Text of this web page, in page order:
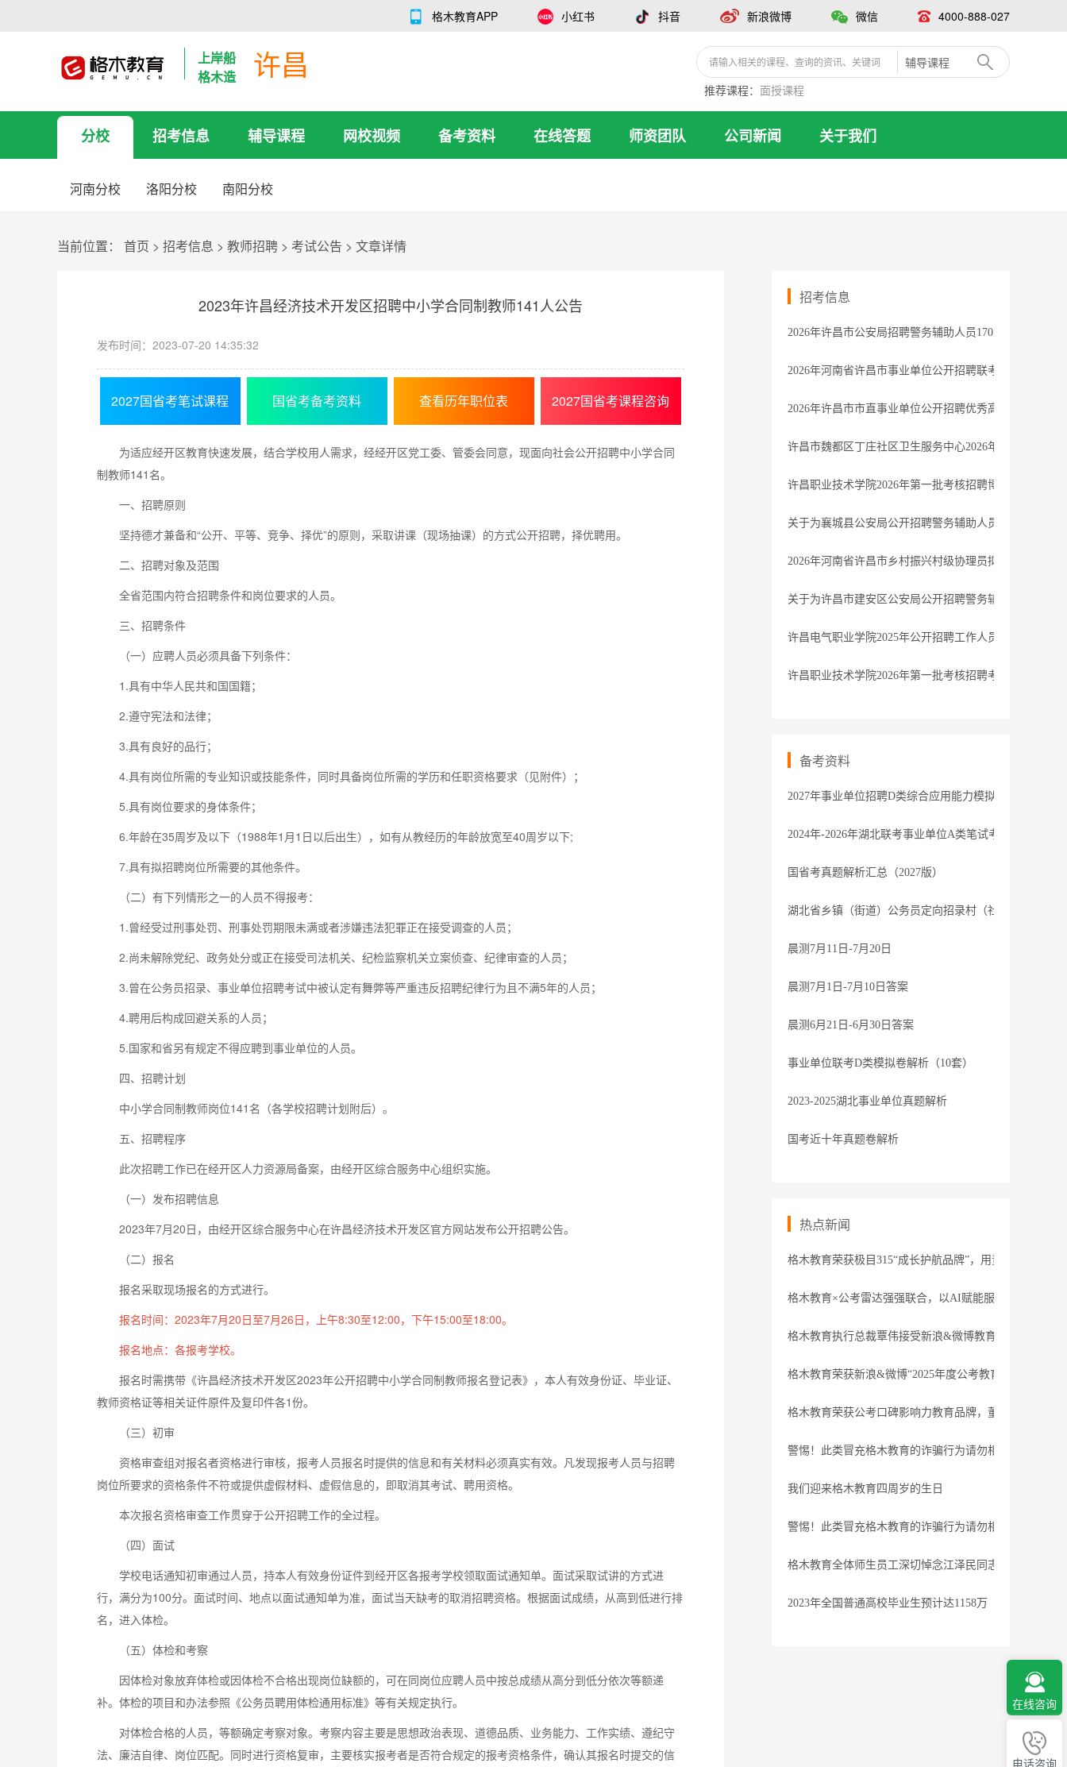
格木教育APP 小红书 抖音 新浪微博 微信 4000-888-027
上岸船
格木造
许昌
辅导课程
推荐课程： 面授课程
分校 招考信息 辅导课程 网校视频 备考资料 在线答题 师资团队 公司新闻 关于我们
河南分校 洛阳分校 南阳分校
当前位置： 首页 > 招考信息 > 教师招聘 > 考试公告 > 文章详情
2023年许昌经济技术开发区招聘中小学合同制教师141人公告
发布时间：2023-07-20 14:35:32
2027国省考笔试课程 国省考备考资料 查看历年职位表 2027国省考课程咨询
为适应经开区教育快速发展，结合学校用人需求，经经开区党工委、管委会同意，现面向社会公开招聘中小学合同
制教师141名。
一、招聘原则
坚持德才兼备和“公开、平等、竞争、择优”的原则，采取讲课（现场抽课）的方式公开招聘，择优聘用。
二、招聘对象及范围
全省范围内符合招聘条件和岗位要求的人员。
三、招聘条件
（一）应聘人员必须具备下列条件：
1.具有中华人民共和国国籍；
2.遵守宪法和法律；
3.具有良好的品行；
4.具有岗位所需的专业知识或技能条件，同时具备岗位所需的学历和任职资格要求（见附件）；
5.具有岗位要求的身体条件；
6.年龄在35周岁及以下（1988年1月1日以后出生），如有从教经历的年龄放宽至40周岁以下;
7.具有拟招聘岗位所需要的其他条件。
（二）有下列情形之一的人员不得报考：
1.曾经受过刑事处罚、刑事处罚期限未满或者涉嫌违法犯罪正在接受调查的人员；
2.尚未解除党纪、政务处分或正在接受司法机关、纪检监察机关立案侦查、纪律审查的人员；
3.曾在公务员招录、事业单位招聘考试中被认定有舞弊等严重违反招聘纪律行为且不满5年的人员；
4.聘用后构成回避关系的人员；
5.国家和省另有规定不得应聘到事业单位的人员。
四、招聘计划
中小学合同制教师岗位141名（各学校招聘计划附后）。
五、招聘程序
此次招聘工作已在经开区人力资源局备案，由经开区综合服务中心组织实施。
（一）发布招聘信息
2023年7月20日，由经开区综合服务中心在许昌经济技术开发区官方网站发布公开招聘公告。
（二）报名
报名采取现场报名的方式进行。
报名时间：2023年7月20日至7月26日，上午8:30至12:00，下午15:00至18:00。
报名地点：各报考学校。
报名时需携带《许昌经济技术开发区2023年公开招聘中小学合同制教师报名登记表》，本人有效身份证、毕业证、
教师资格证等相关证件原件及复印件各1份。
（三）初审
资格审查组对报名者资格进行审核，报考人员报名时提供的信息和有关材料必须真实有效。凡发现报考人员与招聘
岗位所要求的资格条件不符或提供虚假材料、虚假信息的，即取消其考试、聘用资格。
本次报名资格审查工作贯穿于公开招聘工作的全过程。
（四）面试
学校电话通知初审通过人员，持本人有效身份证件到经开区各报考学校领取面试通知单。面试采取试讲的方式进
行，满分为100分。面试时间、地点以面试通知单为准，面试当天缺考的取消招聘资格。根据面试成绩，从高到低进行排
名，进入体检。
（五）体检和考察
因体检对象放弃体检或因体检不合格出现岗位缺额的，可在同岗位应聘人员中按总成绩从高分到低分依次等额递
补。体检的项目和办法参照《公务员聘用体检通用标准》等有关规定执行。
对体检合格的人员，等额确定考察对象。考察内容主要是思想政治表现、道德品质、业务能力、工作实绩、遵纪守
法、廉洁自律、岗位匹配。同时进行资格复审，主要核实报考者是否符合规定的报考资格条件，确认其报名时提交的信
招考信息
2026年许昌市公安局招聘警务辅助人员170名公告
2026年河南省许昌市事业单位公开招聘联考体检结果公告
2026年许昌市市直事业单位公开招聘优秀高校毕业生拟
许昌市魏都区丁庄社区卫生服务中心2026年公开招聘专
许昌职业技术学院2026年第一批考核招聘博士研究生考
关于为襄城县公安局公开招聘警务辅助人员拟聘用人员
2026年河南省许昌市乡村振兴村级协理员拟聘用人员名
关于为许昌市建安区公安局公开招聘警务辅助人员拟聘
许昌电气职业学院2025年公开招聘工作人员拟聘用人员
许昌职业技术学院2026年第一批考核招聘考察递补人员
备考资料
2027年事业单位招聘D类综合应用能力模拟卷1解析
2024年-2026年湖北联考事业单位A类笔试考题-参考答案
国省考真题解析汇总（2027版）
湖北省乡镇（街道）公务员定向招录村（社区）干部笔
晨测7月11日-7月20日
晨测7月1日-7月10日答案
晨测6月21日-6月30日答案
事业单位联考D类模拟卷解析（10套）
2023-2025湖北事业单位真题解析
国考近十年真题卷解析
热点新闻
格木教育荣获极目315“成长护航品牌”，用责任守护职业
格木教育×公考雷达强强联合，以AI赋能服务
格木教育执行总裁覃伟接受新浪&微博教育盛典专访
格木教育荣获新浪&微博“2025年度公考教育领导力品牌”
格木教育荣获公考口碑影响力教育品牌，董事长接受腾
警惕！此类冒充格木教育的诈骗行为请勿相信
我们迎来格木教育四周岁的生日
警惕！此类冒充格木教育的诈骗行为请勿相信
格木教育全体师生员工深切悼念江泽民同志
2023年全国普通高校毕业生预计达1158万
在线咨询
电话咨询